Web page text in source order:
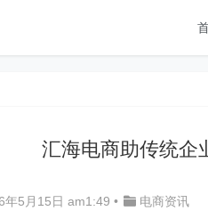
汇海电商助传统企
年5月15日 am1:49 • 电商资讯